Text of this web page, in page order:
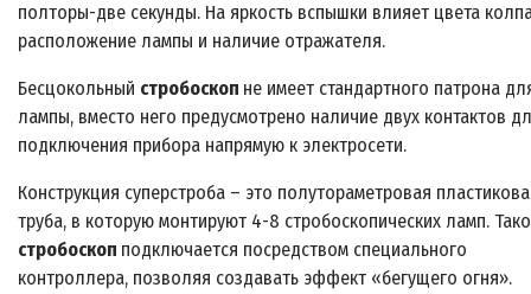
полторы-две секунды. На яркость вспышки влияет цвета
расположение лампы и наличие отражателя.
Бесцокольный стробоскоп не имеет стандартного патрона
лампы, вместо него предусмотрено наличие двух контактов
подключения прибора напрямую к электросети.
Конструкция суперстроба – это полутораметровая
труба, в которую монтируют 4-8 стробоскопических ламп.
стробоскоп подключается посредством специального
контроллера, позволяя создавать эффект «бегущего огня».